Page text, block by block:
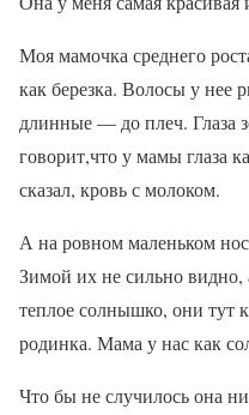
Моя мамочка среднего
как березка. Волосы у нее
длинные — до плеч. Глаза
говорит,что у мамы глаза
сказал, кровь с молоком.
А на ровном маленьком
Зимой их не сильно видно,
теплое солнышко, они тут
родинка. Мама у нас как
Что бы не случилось она